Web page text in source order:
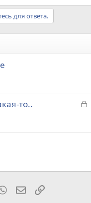
для ответа.
З
р
то..
WhatsAppЭлектронная
Ссылка